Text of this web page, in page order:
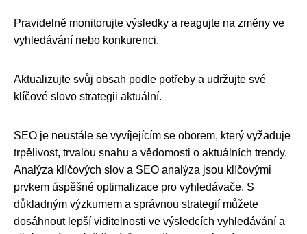
Pravidelně monitorujte výsledky a reagujte na změny ve
vyhledávání nebo konkurenci.
Aktualizujte svůj obsah podle potřeby a udržujte své
klíčové slovo strategii aktuální.
SEO je neustále se vyvíjejícím se oborem, který vyžaduje
trpělivost, trvalou snahu a vědomosti o aktuálních trendy.
Analýza klíčových slov a SEO analýza jsou klíčovými
prvkem úspěšné optimalizace pro vyhledávače. S
důkladným výzkumem a správnou strategií můžete
dosáhnout lepší viditelnosti ve výsledcích vyhledávání a